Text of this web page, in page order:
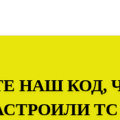
НАШ